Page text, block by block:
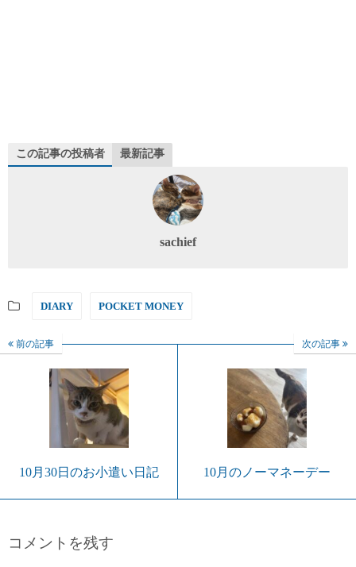
この記事の投稿者 最新記事
sachief
DIARY POCKET MONEY
前の記事
10月30日のお小遣い日記
次の記事
10月のノーマネーデー
コメントを残す